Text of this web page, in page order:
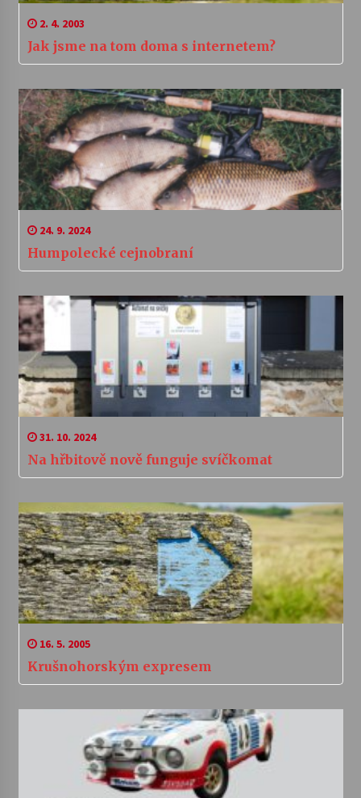
2. 4. 2003
Jak jsme na tom doma s internetem?
24. 9. 2024
Humpolecké cejnobraní
31. 10. 2024
Na hřbitově nově funguje svíčkomat
16. 5. 2005
Krušnohorským expresem